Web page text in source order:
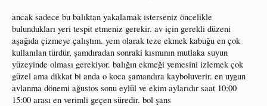
ancak sadece bu balıktan yakalamak isterseniz öncelikle
bulundukları yeri tespit etmeniz gerekir. av için gerekli düzeni
aşağıda çizmeye çalıştım. yem olarak teze ekmek kabuğu en çok
kullanılan türdür, şamdıradan sonraki kısmının mutlaka suyun
yüzeyinde olması gerekiyor. balığın ekmeği yemesini izlemek çok
güzel ama dikkat bi anda o koca şamandıra kayboluverir. en uygun
avlanma dönemi ağustos sonu eylül ve ekim aylarıdır saat 10:00
15:00 arası en verimli geçen süredir. bol şans